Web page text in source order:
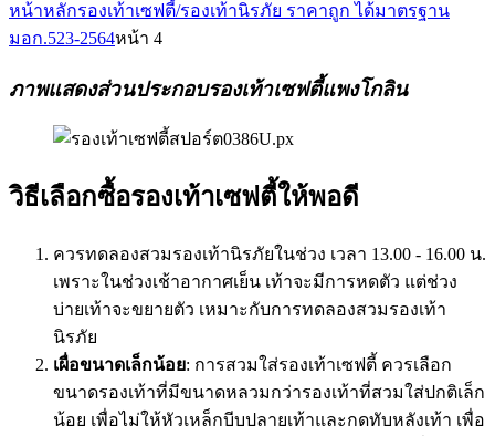
หน้าหลักรองเท้าเซฟตี้/รองเท้านิรภัย ราคาถูก ได้มาตรฐาน
มอก.523-2564หน้า 4
ภาพแสดงส่วนประกอบรองเท้าเซฟตี้แพงโกลิน
วิธีเลือกซื้อรองเท้าเซฟตี้ให้พอดี
ควรทดลองสวมรองเท้านิรภัยในช่วง เวลา 13.00 - 16.00 น.
เพราะในช่วงเช้าอากาศเย็น เท้าจะมีการหดตัว แต่ช่วง
บ่ายเท้าจะขยายตัว เหมาะกับการทดลองสวมรองเท้า
นิรภัย
เผื่อขนาดเล็กน้อย: การสวมใส่รองเท้าเซฟตี้ ควรเลือก
ขนาดรองเท้าที่มีขนาดหลวมกว่ารองเท้าที่สวมใส่ปกติเล็ก
น้อย เพื่อไม่ให้หัวเหล็กบีบปลายเท้าและกดทับหลังเท้า เพื่อ